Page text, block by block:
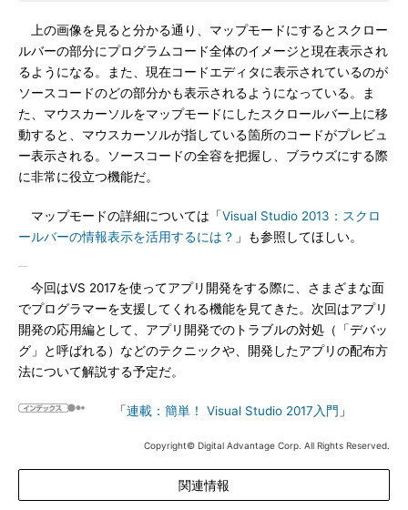
上の画像を見ると分かる通り、マップモードにするとスクロー
ルバーの部分にプログラムコード全体のイメージと現在表示され
るようになる。また、現在コードエディタに表示されているのが
ソースコードのどの部分かも表示されるようになっている。ま
た、マウスカーソルをマップモードにしたスクロールバー上に移
動すると、マウスカーソルが指している箇所のコードがプレビュ
ー表示される。ソースコードの全容を把握し、ブラウズにする際
に非常に役立つ機能だ。
マップモードの詳細については「Visual Studio 2013：スクロ
ールバーの情報表示を活用するには？ 」も参照してほしい。
今回はVS 2017を使ってアプリ開発をする際に、さまざまな面
でプログラマーを支援してくれる機能を見てきた。次回はアプリ
開発の応用編として、アプリ開発でのトラブルの対処（「デバッ
グ」と呼ばれる）などのテクニックや、開発したアプリの配布方
法について解説する予定だ。
「連載：簡単！ Visual Studio 2017入門 」
Copyright© Digital Advantage Corp. All Rights Reserved.
関連情報